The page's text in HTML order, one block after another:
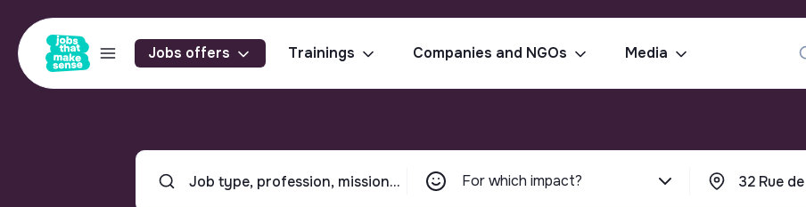
Jobs offers Trainings Companies and NGOs Media
For which impact?